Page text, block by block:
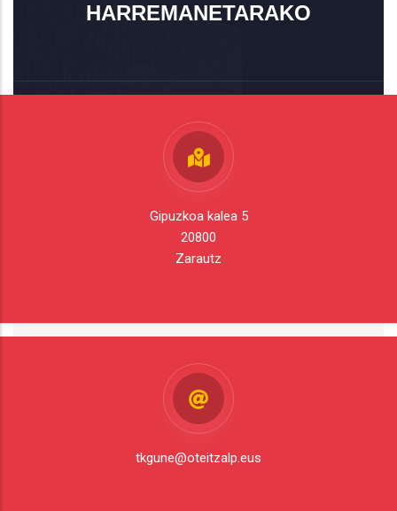
HARREMANETARAKO
Gipuzkoa kalea 5
20800
Zarautz
tkgune@oteitzalp.eus